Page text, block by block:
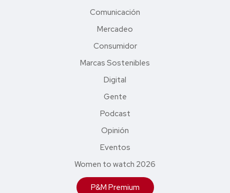
Comunicación
Mercadeo
Consumidor
Marcas Sostenibles
Digital
Gente
Podcast
Opinión
Eventos
Women to watch 2026
P&M Premium